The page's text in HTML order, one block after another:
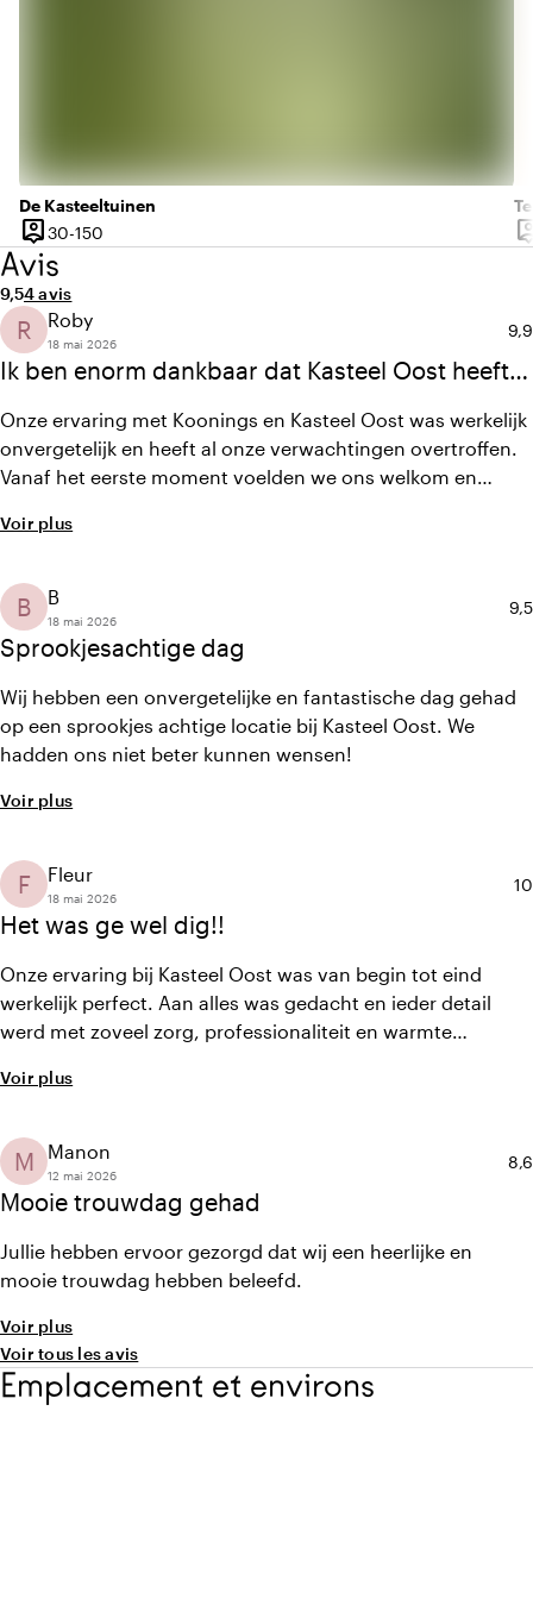
De Kasteeltuinen
person_pin
Capacité
30-150
Avis
Note moyenne de 9,5 sur 10
9,5Nombre d'avis : 4
4 avis
Ik ben enorm dankbaar dat Kasteel Oost heeft
R Roby
18 mai 2026
9,9
Onze ervaring met Koonings en Kasteel Oost was werkelijk
onvergetelijk en heeft al onze verwachtingen overtroffen.
Vanaf het eerste moment voelden we ons welkom en
kwaliteit en het creëren van een bijzondere beleving, en
trouwjurk bij Koonings was een ervaring op zich. Ik ben erg
dankbaar voor alle goede zorgen!
Voir plus
Sprookjesachtige dag
B B
18 mai 2026
9,5
Wij hebben een onvergetelijke en fantastische dag gehad
op een sprookjes achtige locatie bij Kasteel Oost. We
hadden ons niet beter kunnen wensen!
Voir plus
Het was ge wel dig!!
F Fleur
18 mai 2026
10
Onze ervaring bij Kasteel Oost was van begin tot eind
werkelijk perfect. Aan alles was gedacht en ieder detail
werd met zoveel zorg, professionaliteit en warmte
aanvoelde. De locatie zelf is prachtig vol charme, elegantie
zorgen dat alles vlekkeloos verliep, en hun gastvrijheid gaf
ons direct een welkom gevoel
Voir plus
Mooie trouwdag gehad
M Manon
12 mai 2026
8,6
Jullie hebben ervoor gezorgd dat wij een heerlijke en
mooie trouwdag hebben beleefd.
Voir plus
Voir tous les avis
Emplacement et environs